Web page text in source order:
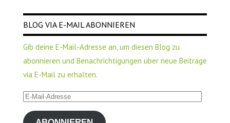
BLOG VIA E-MAIL ABONNIEREN
Gib deine E-Mail-Adresse an, um diesen Blog zu
abonnieren und Benachrichtigungen über neue Beiträge
via E-Mail zu erhalten.
E-
Mail-